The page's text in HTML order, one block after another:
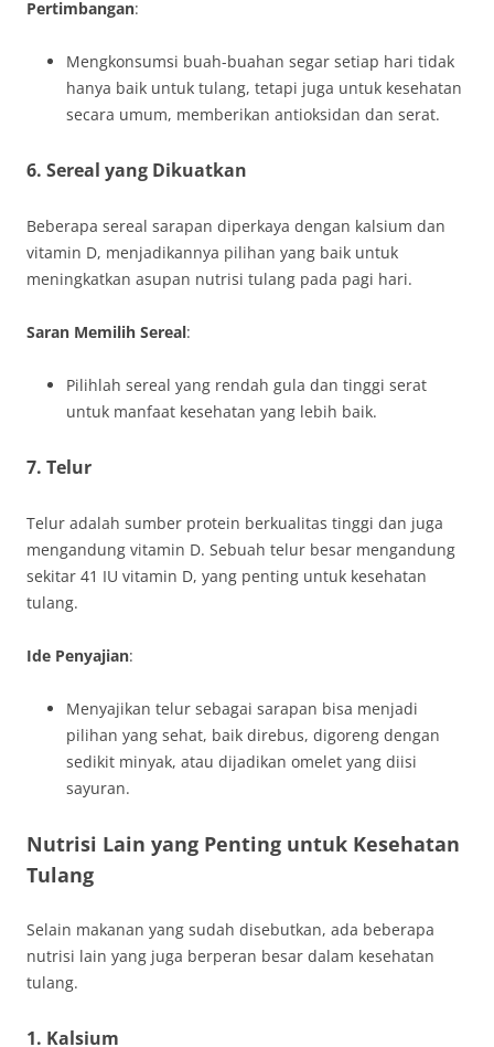
Pertimbangan:
Mengkonsumsi buah-buahan segar setiap hari tidak
hanya baik untuk tulang, tetapi juga untuk kesehatan
secara umum, memberikan antioksidan dan serat.
6. Sereal yang Dikuatkan
Beberapa sereal sarapan diperkaya dengan kalsium dan
vitamin D, menjadikannya pilihan yang baik untuk
meningkatkan asupan nutrisi tulang pada pagi hari.
Saran Memilih Sereal:
Pilihlah sereal yang rendah gula dan tinggi serat
untuk manfaat kesehatan yang lebih baik.
7. Telur
Telur adalah sumber protein berkualitas tinggi dan juga
mengandung vitamin D. Sebuah telur besar mengandung
sekitar 41 IU vitamin D, yang penting untuk kesehatan
tulang.
Ide Penyajian:
Menyajikan telur sebagai sarapan bisa menjadi
pilihan yang sehat, baik direbus, digoreng dengan
sedikit minyak, atau dijadikan omelet yang diisi
sayuran.
Nutrisi Lain yang Penting untuk Kesehatan
Tulang
Selain makanan yang sudah disebutkan, ada beberapa
nutrisi lain yang juga berperan besar dalam kesehatan
tulang.
1. Kalsium